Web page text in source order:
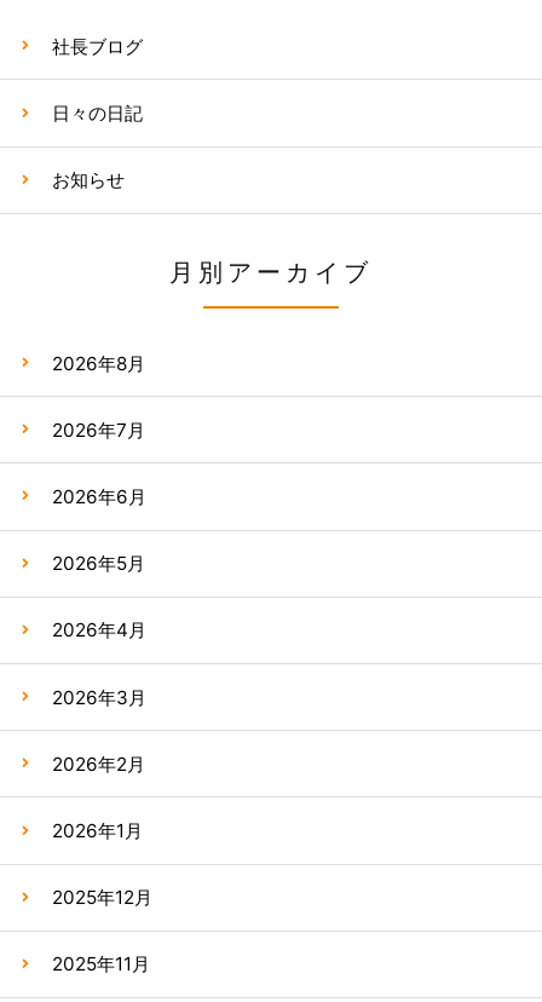
社長ブログ
日々の日記
お知らせ
月別アーカイブ
2026年8月
2026年7月
2026年6月
2026年5月
2026年4月
2026年3月
2026年2月
2026年1月
2025年12月
2025年11月